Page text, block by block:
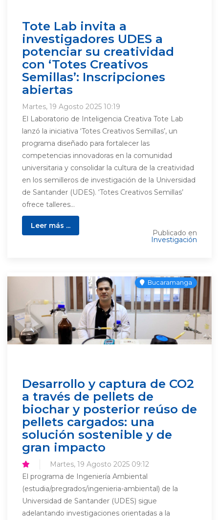
Tote Lab invita a
investigadores UDES a
potenciar su creatividad
con ‘Totes Creativos
Semillas’: Inscripciones
abiertas
Martes, 19 Agosto 2025 10:19
El Laboratorio de Inteligencia Creativa Tote Lab
lanzó la iniciativa ‘Totes Creativos Semillas’, un
programa diseñado para fortalecer las
competencias innovadoras en la comunidad
universitaria y consolidar la cultura de la creatividad
en los semilleros de investigación de la Universidad
de Santander (UDES). ‘Totes Creativos Semillas’
ofrece talleres...
Leer más ...
Publicado en
Investigación
Bucaramanga
Desarrollo y captura de CO2
a través de pellets de
biochar y posterior reúso de
pellets cargados: una
solución sostenible y de
gran impacto
Martes, 19 Agosto 2025 09:12
El programa de Ingeniería Ambiental
(estudia/pregrados/ingenieria-ambiental) de la
Universidad de Santander (UDES) sigue
adelantando investigaciones orientadas a la